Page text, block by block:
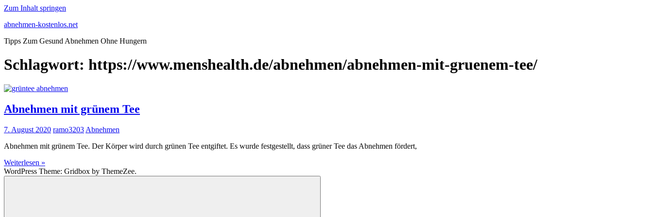
Zum Inhalt springen
abnehmen-kostenlos.net
Tipps Zum Gesund Abnehmen Ohne Hungern
Schlagwort: https://www.menshealth.de/abnehmen/abnehmen-mit-gruenem-tee/
Abnehmen mit grünem Tee
7. August 2020 ramo3203 Abnehmen
Abnehmen mit grünem Tee. Der Körper wird durch grünen Tee entgiftet. Es wurde festgestellt, dass grüner Tee das Abnehmen fördert,
Weiterlesen »
WordPress Theme: Gridbox by ThemeZee.